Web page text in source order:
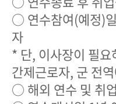
○ 연수참여(예정)
자
* 단, 이사장이 필
간제근로자, 군 전
○ 해외 연수 및 취